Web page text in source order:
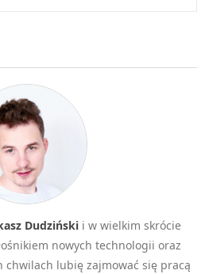
Dudzińskii w wielkim skrócie
nowych technologii oraz
chwilach lubię zajmować się pracą